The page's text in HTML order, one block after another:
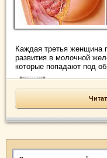
Каждая третья женщина
развития в молочной
которые попадают под